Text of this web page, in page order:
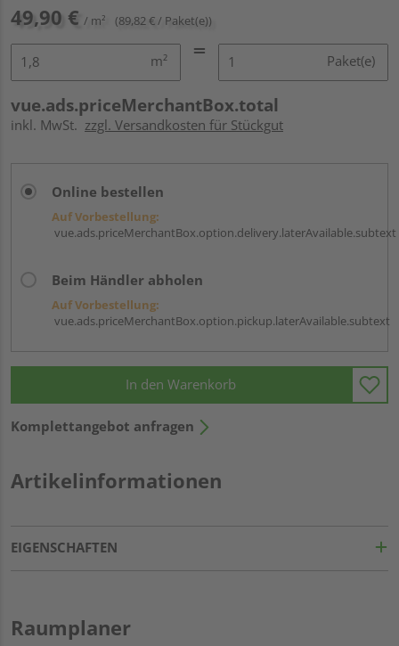
49,90 € / m² (89,82 € / Paket(e))
m² Paket(e)
vue.ads.priceMerchantBox.total
inkl. MwSt. zzgl. Versandkosten für Stückgut
Online bestellen
Auf Vorbestellung:
vue.ads.priceMerchantBox.option.delivery.laterAvailable.subtext
Beim Händler abholen
Auf Vorbestellung:
vue.ads.priceMerchantBox.option.pickup.laterAvailable.subtext
In den Warenkorb
Komplettangebot anfragen
Artikelinformationen
EIGENSCHAFTEN
Raumplaner